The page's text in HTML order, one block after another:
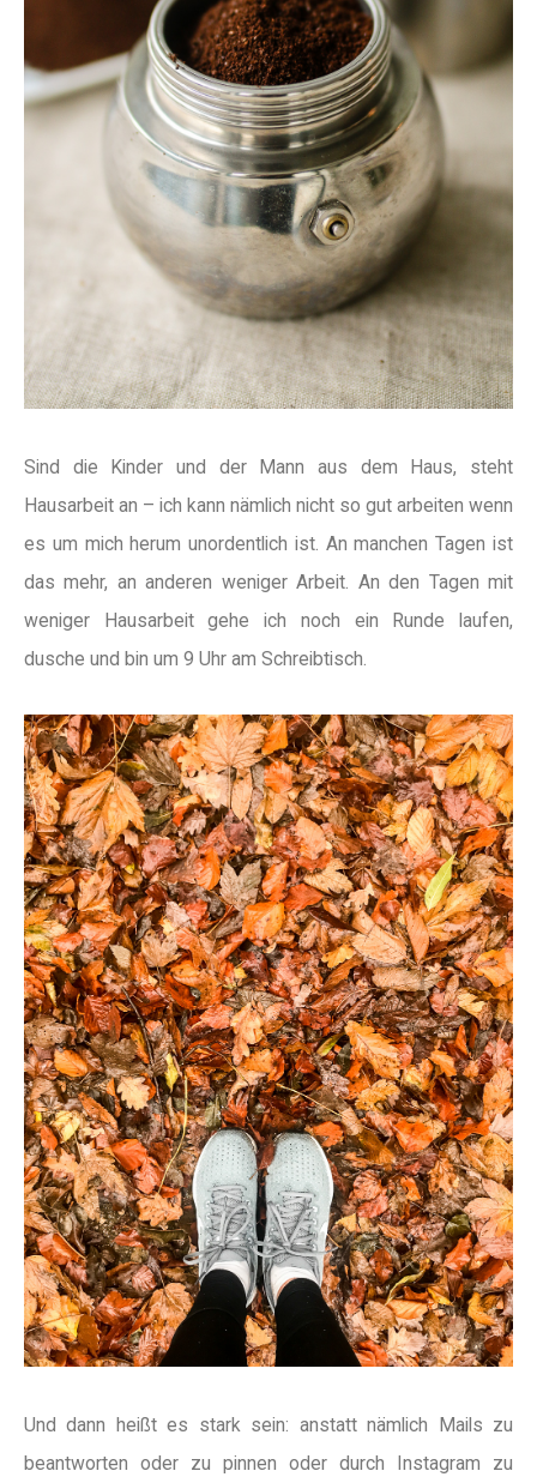
Sind die Kinder und der Mann aus dem Haus, steht
Hausarbeit an – ich kann nämlich nicht so gut arbeiten wenn
es um mich herum unordentlich ist. An manchen Tagen ist
das mehr, an anderen weniger Arbeit. An den Tagen mit
weniger Hausarbeit gehe ich noch ein Runde laufen,
dusche und bin um 9 Uhr am Schreibtisch.
Und dann heißt es stark sein: anstatt nämlich Mails zu
beantworten oder zu pinnen oder durch Instagram zu